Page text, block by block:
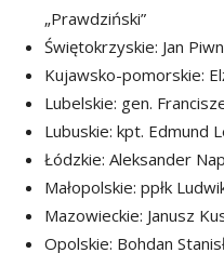
„Prawdziński”
Świętokrzyskie: Jan
Kujawsko-pomorskie:
Lubelskie: gen.
Lubuskie: kpt. Edmund
Łódzkie: Aleksander
Małopolskie: ppłk
Mazowieckie: Janusz
Opolskie: Bohdan